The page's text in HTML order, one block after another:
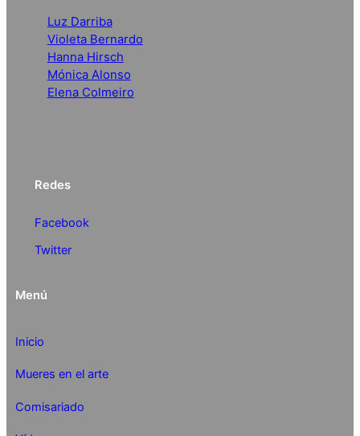
Luz Darriba
Violeta Bernardo
Hanna Hirsch
Mónica Alonso
Elena Colmeiro
Redes
Facebook
Twitter
Menú
Inicio
Mueres en el arte
Comisariado